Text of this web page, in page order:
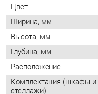
Комплектация (шкафы и
стеллажи)
Форма (шкафы и стеллажи)
Применение (шкафы/
стеллажи)
Возможность подсветки
Тип (шкафы/стеллажи)